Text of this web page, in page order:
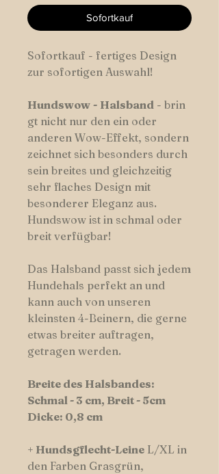
Sofortkauf
Sofortkauf - fertiges Design
zur sofortigen Auswahl!
Hundswow - Halsband - brin
gt nicht nur den ein oder
anderen Wow-Effekt, sondern
zeichnet sich besonders durch
sein breites und gleichzeitig
sehr flaches Design mit
besonderer Eleganz aus.
Hundswow ist in schmal oder
breit verfügbar!
Das Halsband passt sich jedem
Hundehals perfekt an und
kann auch von unseren
kleinsten 4-Beinern, die gerne
etwas breiter auftragen,
getragen werden.
Breite des Halsbandes:
Schmal - 3 cm, Breit - 5cm
Dicke: 0,8 cm
+ Hundsgflecht-Leine L/XL in
den Farben Grasgrün,